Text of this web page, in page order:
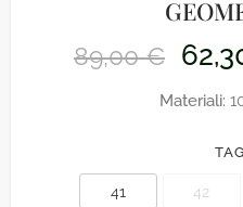
89,00€
Materiali:
41 42